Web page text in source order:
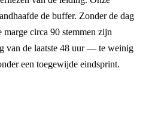
de buffer. Zonder de dag
marge circa 90 stemmen zijn
van de laatste 48 uur — te weinig
een toegewijde eindsprint.